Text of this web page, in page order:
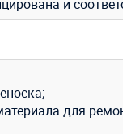
и
для